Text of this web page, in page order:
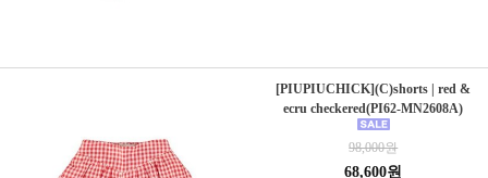
[PIUPIUCHICK](C)shorts | red &
ecru checkered(PI62-MN2608A)
98,000원
68,600원